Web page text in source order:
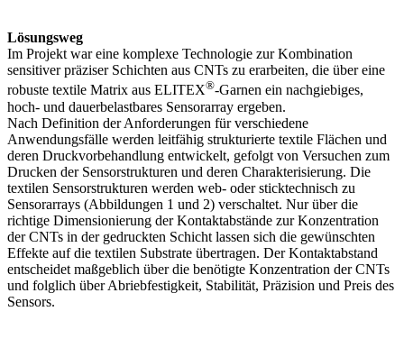
Lösungsweg
Im Projekt war eine komplexe Technologie zur Kombination
sensitiver präziser Schichten aus CNTs zu erarbeiten, die über eine
robuste textile Matrix aus ELITEX®-Garnen ein nachgiebiges,
hoch- und dauerbelastbares Sensorarray ergeben.
Nach Definition der Anforderungen für verschiedene
Anwendungsfälle werden leitfähig strukturierte textile Flächen und
deren Druckvorbehandlung entwickelt, gefolgt von Versuchen zum
Drucken der Sensorstrukturen und deren Charakterisierung. Die
textilen Sensorstrukturen werden web- oder sticktechnisch zu
Sensorarrays (Abbildungen 1 und 2) verschaltet. Nur über die
richtige Dimensionierung der Kontaktabstände zur Konzentration
der CNTs in der gedruckten Schicht lassen sich die gewünschten
Effekte auf die textilen Substrate übertragen. Der Kontaktabstand
entscheidet maßgeblich über die benötigte Konzentration der CNTs
und folglich über Abriebfestigkeit, Stabilität, Präzision und Preis des
Sensors.